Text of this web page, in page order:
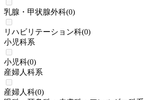
乳腺・甲状腺外科(0)
リハビリテーション科(0)
小児科系
小児科(0)
産婦人科系
産婦人科(0)